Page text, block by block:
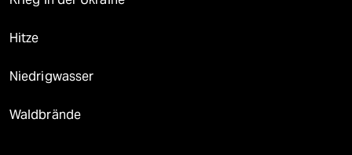
Hitze
Niedrigwasser
Waldbrände